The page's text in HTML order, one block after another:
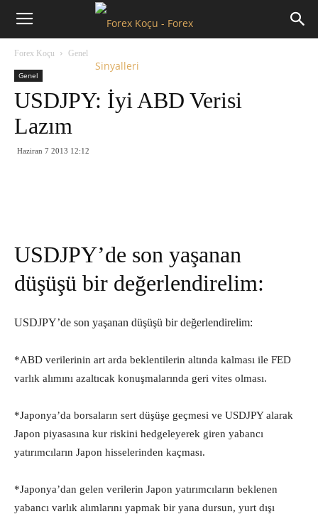
Forex
Forex Koçu Genel
Genel
USDJPY: İyi ABD Verisi
Lazım
Haziran 7 2013 12:12
USDJPY’de son yaşanan
düşüşü bir değerlendirelim:
USDJPY’de son yaşanan düşüşü bir değerlendirelim:
*ABD verilerinin art arda beklentilerin altında kalması ile FED
varlık alımını azaltıcak konuşmalarında geri vites olması.
*Japonya’da borsaların sert düşüşe geçmesi ve USDJPY alarak
Japon piyasasına kur riskini hedgeleyerek giren yabancı
yatırımcıların Japon hisselerinden kaçması.
*Japonya’dan gelen verilerin Japon yatırımcıların beklenen
yabancı varlık alımlarını yapmak bir yana dursun, yurt dışı